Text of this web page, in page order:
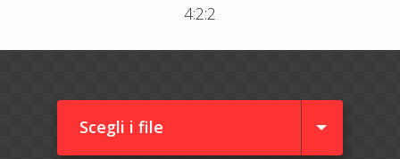
4:2:2
Scegli i file